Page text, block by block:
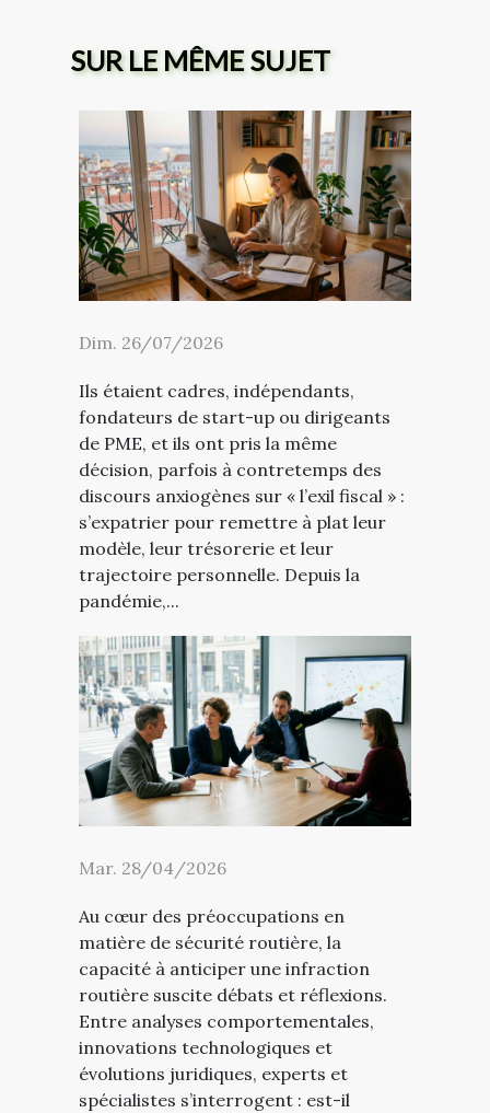
SUR LE MÊME SUJET
Dim. 26/07/2026
Ils étaient cadres, indépendants,
fondateurs de start-up ou dirigeants
de PME, et ils ont pris la même
décision, parfois à contretemps des
discours anxiogènes sur « l’exil fiscal » :
s’expatrier pour remettre à plat leur
modèle, leur trésorerie et leur
trajectoire personnelle. Depuis la
pandémie,...
Mar. 28/04/2026
Au cœur des préoccupations en
matière de sécurité routière, la
capacité à anticiper une infraction
routière suscite débats et réflexions.
Entre analyses comportementales,
innovations technologiques et
évolutions juridiques, experts et
spécialistes s’interrogent : est-il